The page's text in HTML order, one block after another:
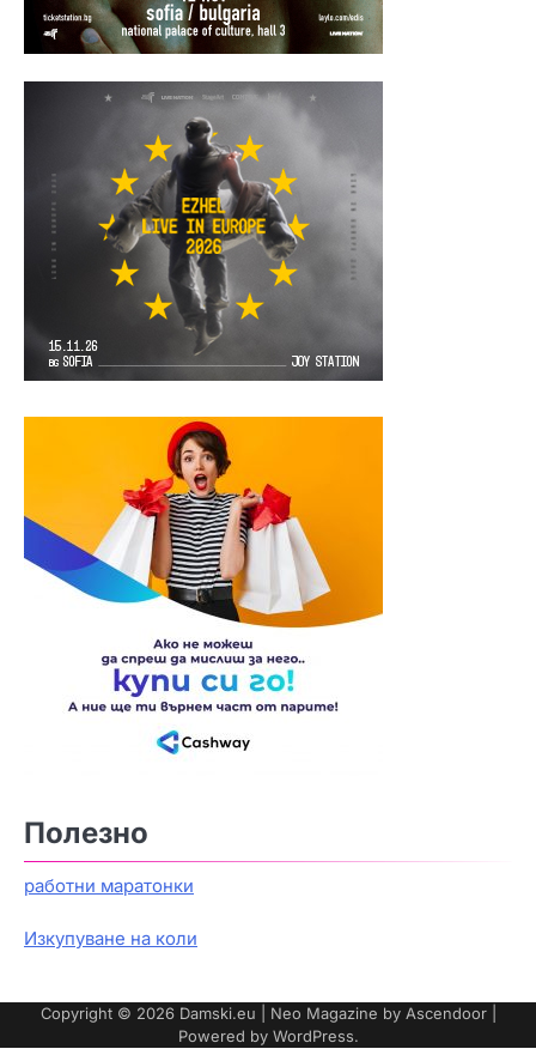
Полезно
работни маратонки
Изкупуване на коли
Copyright © 2026 Damski.eu | Neo Magazine by Ascendoor|
Powered by WordPress.